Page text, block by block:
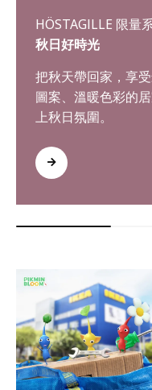
HÖSTAGILLE 限量
秋日好時光
把秋天帶回家，享
圖案、溫暖色彩的
上秋日氛圍。